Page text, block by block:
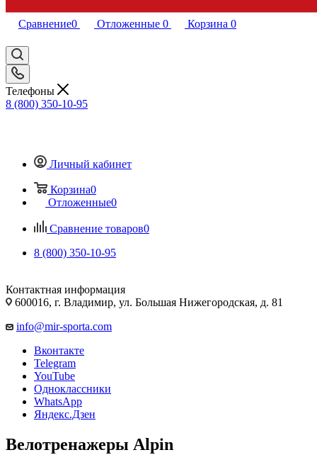
Сравнение0 Отложенные 0 Корзина 0
Телефоны
8 (800) 350-10-95
Личный кабинет
Корзина0
Отложенные0
Сравнение товаров0
8 (800) 350-10-95
Контактная информация
600016, г. Владимир, ул. Большая Нижегородская, д. 81
info@mir-sporta.com
Вконтакте
Telegram
YouTube
Одноклассники
WhatsApp
Яндекс.Дзен
Велотренажеры Alpin